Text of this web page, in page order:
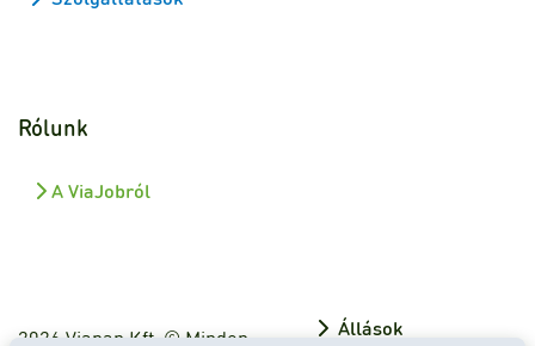
Rólunk
A ViaJobról
2026 Viapan Kft. © Minden Állások